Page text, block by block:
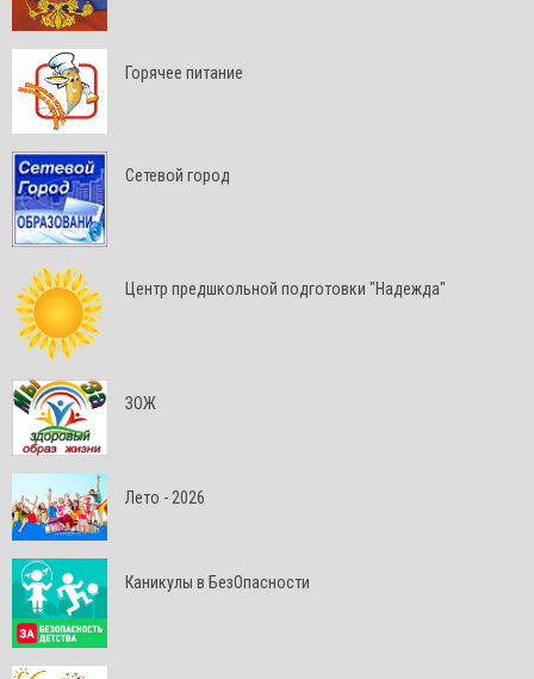
Горячее питание
Сетевой город
Центр предшкольной подготовки "Надежда"
ЗОЖ
Лето - 2026
Каникулы в БезОпасности